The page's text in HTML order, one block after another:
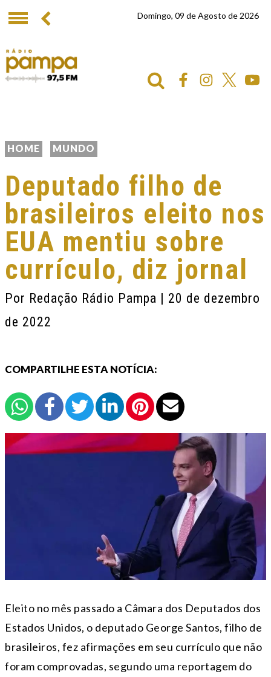
Domingo, 09 de Agosto de 2026
HOME MUNDO
Deputado filho de
brasileiros eleito nos
EUA mentiu sobre
currículo, diz jornal
Por Redação Rádio Pampa | 20 de dezembro
de 2022
COMPARTILHE ESTA NOTÍCIA:
Eleito no mês passado a Câmara dos Deputados dos
Estados Unidos, o deputado George Santos, filho de
brasileiros, fez afirmações em seu currículo que não
foram comprovadas, segundo uma reportagem do